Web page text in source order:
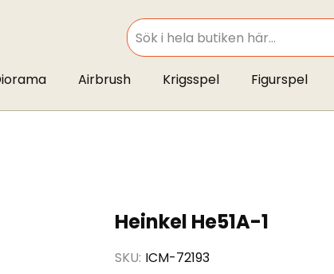
SEARCH
Airbrush Krigsspel Figurspel
Heinkel He51A-1
SKU ICM-72193